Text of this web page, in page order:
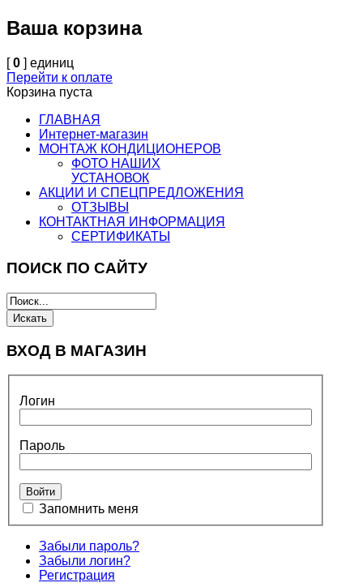
Ваша корзина
[0 ] единиц
Перейти к оплате
Корзина пуста
ГЛАВНАЯ
Интернет-магазин
МОНТАЖ КОНДИЦИОНЕРОВ
ФОТО НАШИХ
УСТАНОВОК
АКЦИИ И СПЕЦПРЕДЛОЖЕНИЯ
ОТЗЫВЫ
КОНТАКТНАЯ ИНФОРМАЦИЯ
СЕРТИФИКАТЫ
ПОИСК ПО САЙТУ
ВХОД В МАГАЗИН
Логин
Пароль
Запомнить меня
Забыли пароль?
Забыли логин?
Регистрация